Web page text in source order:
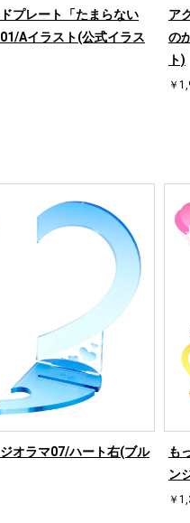
プレート「たまらない
Aイラスト(公式イラス
ア
の
ト)
￥
オラマ07/ハート右(ブル
も
ン
￥